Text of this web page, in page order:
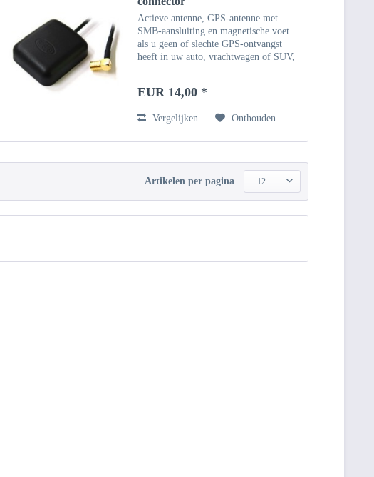
Actieve antenne, GPS-antenne met
SMB-aansluiting en magnetische voet
als u geen of slechte GPS-ontvangst
heeft in uw auto, vrachtwagen of SUV,
zonder extra...
EUR 14,00 *
Vergelijken Onthouden
Artikelen per pagina 12